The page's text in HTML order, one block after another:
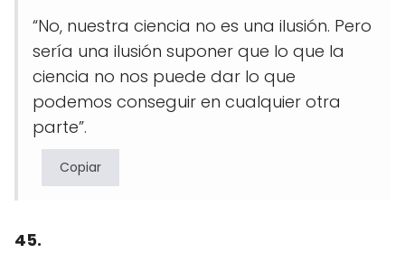
“No, nuestra ciencia no es una ilusión. Pero
sería una ilusión suponer que lo que la
ciencia no nos puede dar lo que
podemos conseguir en cualquier otra
parte”.
Copiar
45.